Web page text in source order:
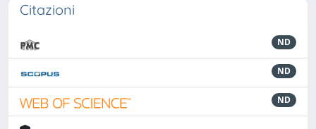
Citazioni
ND
ND
ND